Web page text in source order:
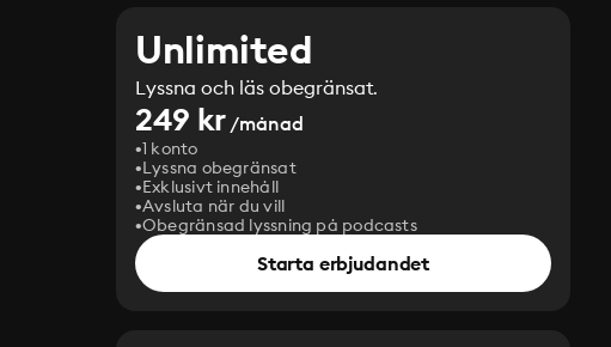
Unlimited
Lyssna och läs obegränsat.
249 kr/månad
1 konto
Lyssna obegränsat
Exklusivt innehåll
Avsluta när du vill
Obegränsad lyssning på podcasts
Starta erbjudandet